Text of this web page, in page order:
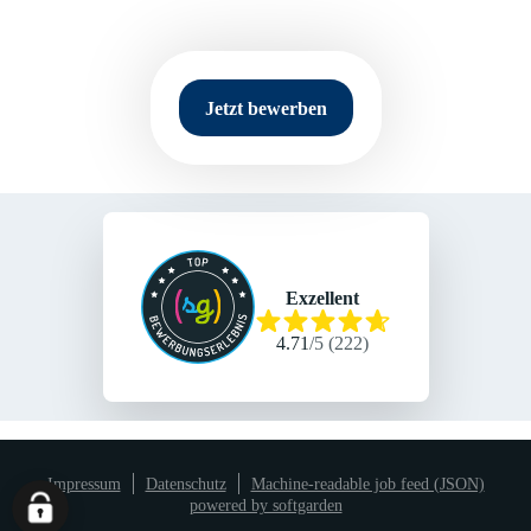
Jetzt bewerben
Exzellent
4.71/5 (222)
Impressum Datenschutz
Machine-readable job feed (JSON)
powered by softgarden